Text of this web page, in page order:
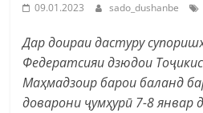
09.01.2023 sado_dushanbe
Дар доираи дастуру
Федератсияи дзюдои
Маҳмадзоир барои баланд
доварони ҷумҳурӣ 7-8 январ